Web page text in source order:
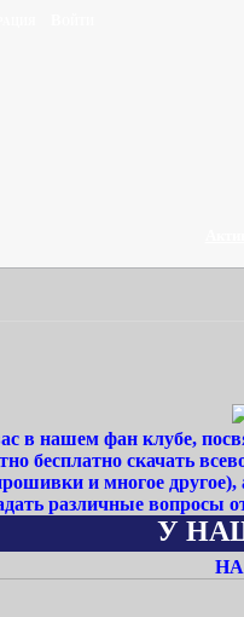
в нашем фан клубе,
бесплатно скачать
и многое
различные вопросы
У